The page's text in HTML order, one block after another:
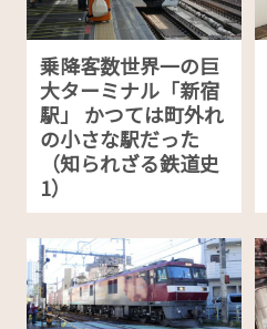
乗降客数世界一の巨
大ターミナル「新宿
駅」 かつては町外れ
の小さな駅だった
（知られざる鉄道史
1）